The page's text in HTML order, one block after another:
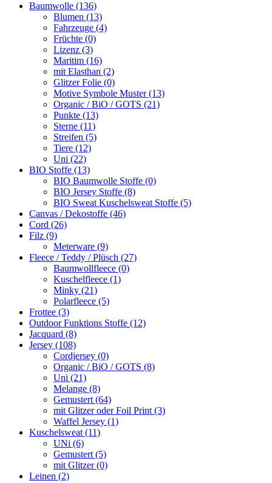
Baumwolle (136)
Blumen (13)
Fahrzeuge (4)
Früchte (0)
Lizenz (3)
Maritim (16)
mit Elasthan (2)
Glitzer Folie (0)
Motive Symbole Muster (13)
Organic / BiO / GOTS (21)
Punkte (13)
Sterne (11)
Streifen (5)
Tiere (12)
Uni (22)
BIO Stoffe (13)
BIO Baumwolle Stoffe (0)
BIO Jersey Stoffe (8)
BIO Sweat Kuschelsweat Stoffe (5)
Canvas / Dekostoffe (46)
Cord (26)
Filz (9)
Meterware (9)
Fleece / Teddy / Plüsch (27)
Baumwollfleece (0)
Kuschelfleece (1)
Minky (21)
Polarfleece (5)
Frottee (3)
Outdoor Funktions Stoffe (12)
Jacquard (8)
Jersey (108)
Cordjersey (0)
Organic / BiO / GOTS (8)
Uni (21)
Melange (8)
Gemustert (64)
mit Glitzer oder Foil Print (3)
Waffel Jersey (1)
Kuschelsweat (11)
UNi (6)
Gemustert (5)
mit Glitzer (0)
Leinen (2)